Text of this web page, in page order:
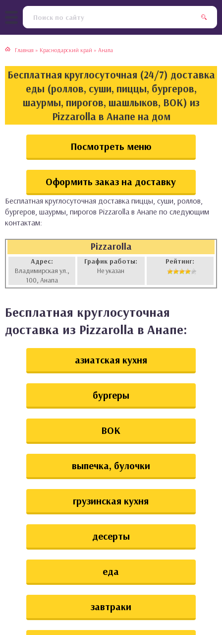
Главная » Краснодарский край » Анапа
Бесплатная круглосуточная (24/7) доставка
еды (роллов, суши, пиццы, бургеров,
шаурмы, пирогов, шашлыков, ВОК) из
Pizzarolla в Анапе на дом
Посмотреть меню
Оформить заказ на доставку
Бесплатная круглосуточная доставка пиццы, суши, роллов,
бургеров, шаурмы, пирогов Pizzarolla в Анапе по следующим
контактам:
Pizzarolla
Адрес:
Владимирская ул.,
100, Анапа
График работы:
Не указан
Рейтинг:
Бесплатная круглосуточная
доставка из Pizzarolla в Анапе:
азиатская кухня
бургеры
ВОК
выпечка, булочки
грузинская кухня
десерты
еда
завтраки
кухня
кухня
кухня
кухня
булочки